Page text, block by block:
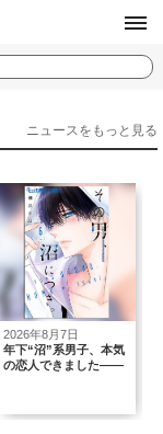
ニュースをもっと見る
2026年8月5日
｢Sho-Comi｣×BABY,
THE STARS SHINE